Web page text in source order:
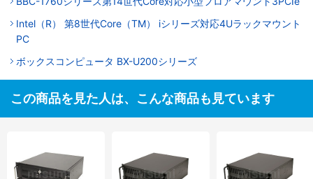
Intel（R） 第8世代Core（TM） iシリーズ対応4Uラックマウント
PC
ボックスコンピュータ BX-U200シリーズ
この商品を見た人は、こんな商品も見ています